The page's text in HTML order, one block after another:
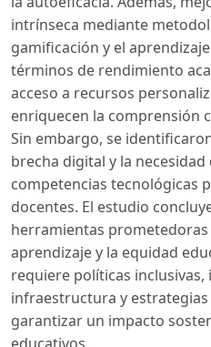
intrínseca mediante
gamificación y el
términos de rendimiento
acceso a recursos
enriquecen la comprensión
Sin embargo, se
brecha digital y la
competencias tecnológicas
docentes. El estudio
herramientas
aprendizaje y la equidad
requiere políticas inclusivas,
infraestructura y
garantizar un impacto